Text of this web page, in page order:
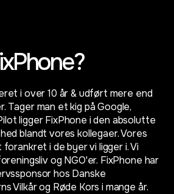
i over 10 år & udført mere end
Tager man et kig på Google,
ligger FixPhone i den absolutte
blandt vores kollegaer. Vores
i de byer vi ligger i. Vi
og NGO'er. FixPhone har
hos Danske
Vilkår og Røde Kors i mange år.